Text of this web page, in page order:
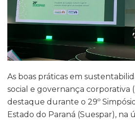
As boas práticas em
social e governança corporativa
destaque durante o 29º
Estado do Paraná (Suespar), na